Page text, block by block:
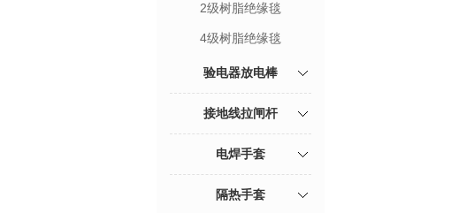
2级树脂绝缘毯
4级树脂绝缘毯
验电器放电棒
接地线拉闸杆
电焊手套
隔热手套